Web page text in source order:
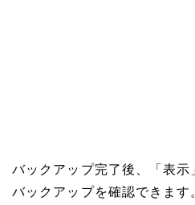
バックアップ完了後、「表示
バックアップを確認できま